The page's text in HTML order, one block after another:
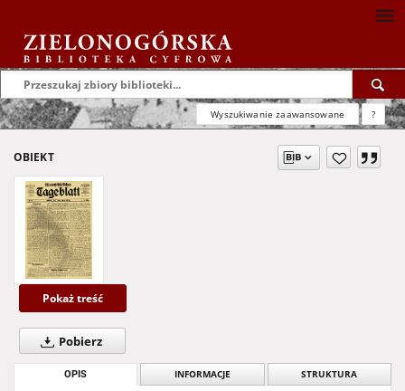
Wyszukiwanie zaawansowane ?
OBIEKT
Pokaż treść
Pobierz
OPIS INFORMACJE STRUKTURA